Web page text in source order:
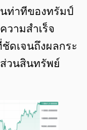
ท่าทีของทรัมป์
วามสำเร็จ
ดเจนถึงผลกระ
วนสินทรัพย์